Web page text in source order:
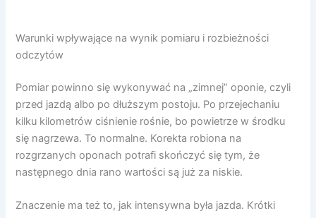
Warunki wpływające na wynik pomiaru i rozbieżności
odczytów
Pomiar powinno się wykonywać na „zimnej” oponie, czyli
przed jazdą albo po dłuższym postoju. Po przejechaniu
kilku kilometrów ciśnienie rośnie, bo powietrze w środku
się nagrzewa. To normalne. Korekta robiona na
rozgrzanych oponach potrafi skończyć się tym, że
następnego dnia rano wartości są już za niskie.
Znaczenie ma też to, jak intensywna była jazda. Krótki